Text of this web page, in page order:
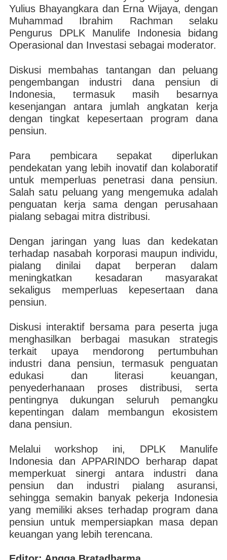
Yulius Bhayangkara dan Erna Wijaya, dengan
Muhammad Ibrahim Rachman selaku
Pengurus DPLK Manulife Indonesia bidang
Operasional dan Investasi sebagai moderator.
Diskusi membahas tantangan dan peluang
pengembangan industri dana pensiun di
Indonesia, termasuk masih besarnya
kesenjangan antara jumlah angkatan kerja
dengan tingkat kepesertaan program dana
pensiun.
Para pembicara sepakat diperlukan
pendekatan yang lebih inovatif dan kolaboratif
untuk memperluas penetrasi dana pensiun.
Salah satu peluang yang mengemuka adalah
penguatan kerja sama dengan perusahaan
pialang sebagai mitra distribusi.
Dengan jaringan yang luas dan kedekatan
terhadap nasabah korporasi maupun individu,
pialang dinilai dapat berperan dalam
meningkatkan kesadaran masyarakat
sekaligus memperluas kepesertaan dana
pensiun.
Diskusi interaktif bersama para peserta juga
menghasilkan berbagai masukan strategis
terkait upaya mendorong pertumbuhan
industri dana pensiun, termasuk penguatan
edukasi dan literasi keuangan,
penyederhanaan proses distribusi, serta
pentingnya dukungan seluruh pemangku
kepentingan dalam membangun ekosistem
dana pensiun.
Melalui workshop ini, DPLK Manulife
Indonesia dan APPARINDO berharap dapat
memperkuat sinergi antara industri dana
pensiun dan industri pialang asuransi,
sehingga semakin banyak pekerja Indonesia
yang memiliki akses terhadap program dana
pensiun untuk mempersiapkan masa depan
keuangan yang lebih terencana.